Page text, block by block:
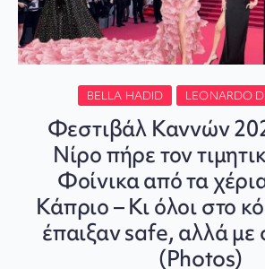
BELLA HADID LEONARDO
Φεστιβάλ Καννών
Νίρο πήρε τον
Φοίνικα από τα
Κάπριο – Κι όλοι στο
έπαιξαν safe, αλλά με
(Photos)